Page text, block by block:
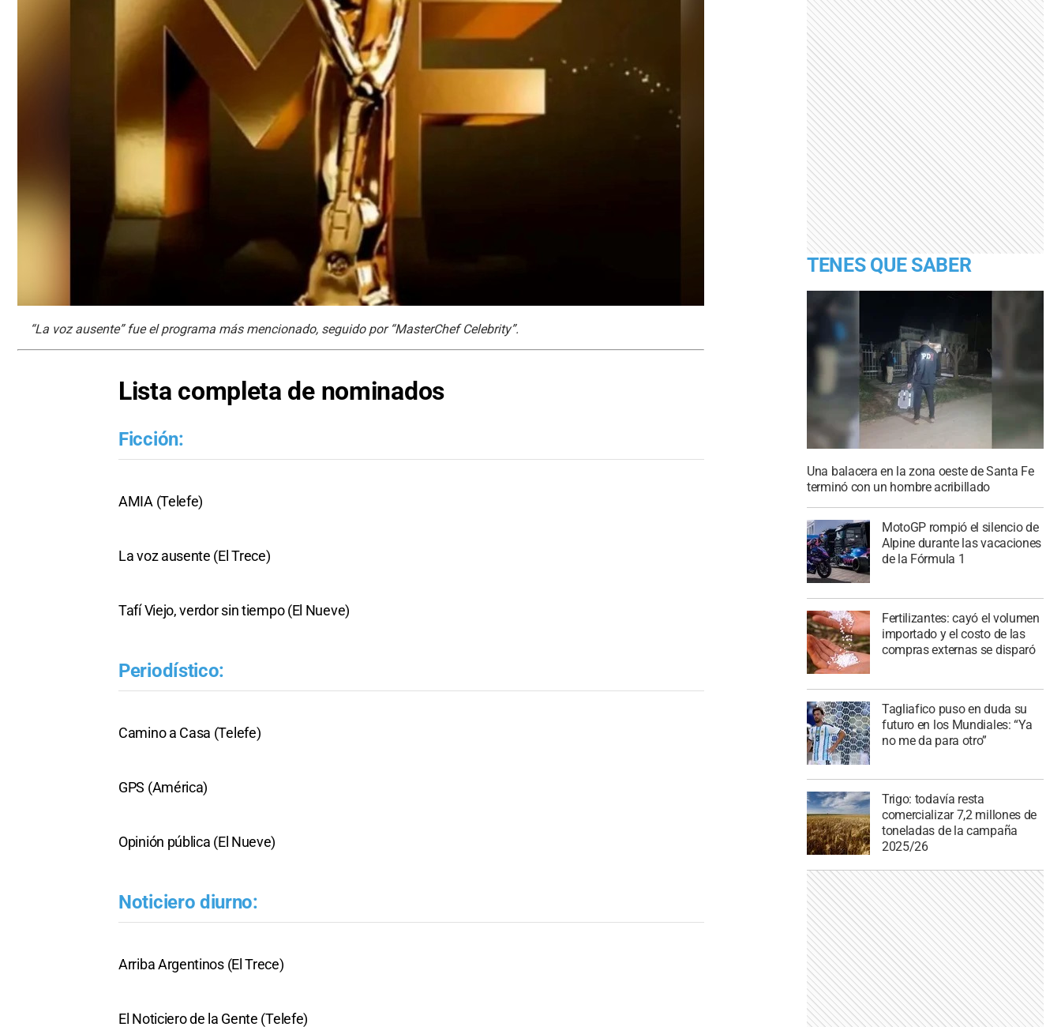
“La voz ausente” fue el programa más mencionado, seguido por “MasterChef Celebrity”.
Lista completa de nominados
Ficción:
AMIA (Telefe)
La voz ausente (El Trece)
Tafí Viejo, verdor sin tiempo (El Nueve)
Periodístico:
Camino a Casa (Telefe)
GPS (América)
Opinión pública (El Nueve)
Noticiero diurno:
Arriba Argentinos (El Trece)
El Noticiero de la Gente (Telefe)
TENES QUE SABER
Una balacera en la zona oeste de Santa Fe
terminó con un hombre acribillado
MotoGP rompió el silencio de
Alpine durante las vacaciones
de la Fórmula 1
Fertilizantes: cayó el volumen
importado y el costo de las
compras externas se disparó
Tagliafico puso en duda su
futuro en los Mundiales: “Ya
no me da para otro”
Trigo: todavía resta
comercializar 7,2 millones de
toneladas de la campaña
2025/26